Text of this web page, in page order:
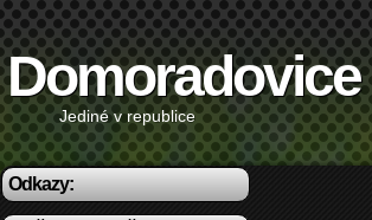
Domoradovice
Jediné v republice
Odkazy: